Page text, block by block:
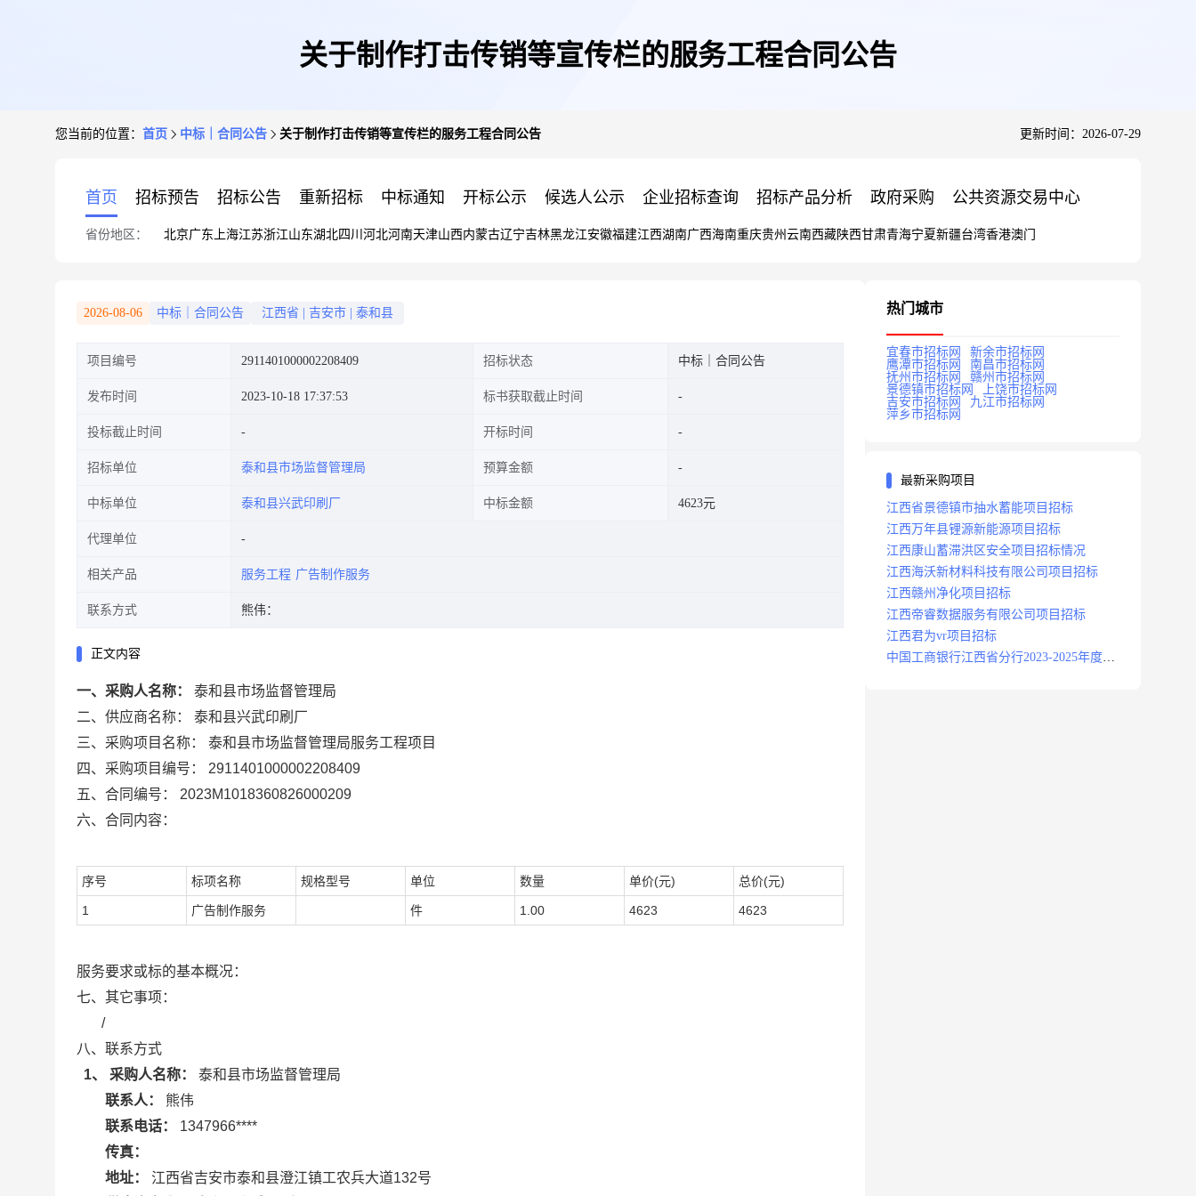
关于制作打击传销等宣传栏的服务工程合同公告
您当前的位置： 首页 中标｜合同公告 关于制作打击传销等宣传栏的服务工程合同公告 更新时间：2026-07-29
首页 招标预告 招标公告 重新招标 中标通知 开标公示 候选人公示 企业招标查询 招标产品分析 政府采购 公共资源交易中心
省份地区： 北京广东 上海江苏浙江山东湖北四川 河北河南天津山西内蒙古辽宁吉林黑龙江安徽福建江西湖南广西海南重庆贵州 云南西藏陕西甘肃青海宁夏新疆台湾香港澳门
2026-08-06 中标｜合同公告 江西省 吉安市 泰和县
项目编号 2911401000002208409 招标状态 中标｜合同公告
发布时间 2023-10-18 17:37:53 标书获取截止时间
投标截止时间 开标时间
招标单位 泰和县市场监督管理局 预算金额
中标单位 泰和县兴武印刷厂 中标金额 4623元
代理单位
相关产品 服务工程 广告制作服务
联系方式 熊伟：
正文内容
一、采购人名称：
泰和县市场监督管理局
二、供应商名称：
泰和县兴武印刷厂
三、采购项目名称：
泰和县市场监督管理局服务工程项目
四、采购项目编号：
2911401000002208409
五、合同编号：
2023M1018360826000209
六、合同内容：
序号 标项名称 规格型号 单位 数量 单价(元) 总价(元)
1 广告制作服务 件 1.00 4623 4623
服务要求或标的基本概况：
七、其它事项：
/
八、联系方式
1、 采购人名称：
泰和县市场监督管理局
联系人：
熊伟
联系电话：
1347966****
传真：
地址：
江西省吉安市泰和县澄江镇工农兵大道132号
热门城市
宜春市招标网
新余市招标网
鹰潭市招标网
南昌市招标网
抚州市招标网
赣州市招标网
景德镇市招标网
上饶市招标网
吉安市招标网
九江市招标网
萍乡市招标网
最新采购项目
江西省景德镇市抽水蓄能项目招标
江西万年县锂源新能源项目招标
江西康山蓄滞洪区安全项目招标情况
江西海沃新材料科技有限公司项目招标
江西赣州净化项目招标
江西帝睿数据服务有限公司项目招标
江西君为vr项目招标
中国工商银行江西省分行2023-2025年度补